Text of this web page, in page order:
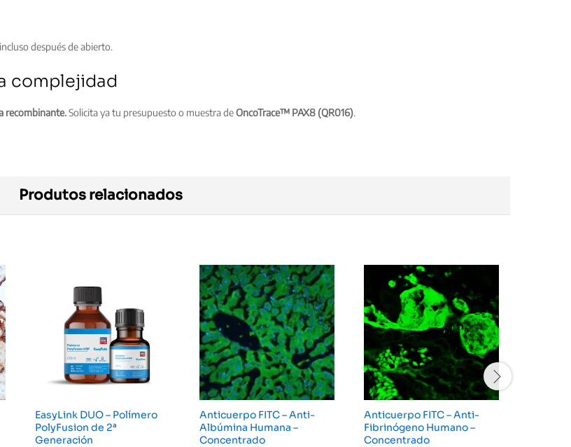
después de abierto.
complejidad
recombinante.Solicita ya tu presupuesto o muestra deOncoTrace™ PAX8 (QR016).
Produtos relacionados
EasyLink DUO – Polímero
PolyFusion de 2ª
Generación
Anticuerpo FITC – Anti-
Albúmina Humana –
Concentrado
Anticuerpo FITC – Anti-
Fibrinógeno Humano –
Concentrado